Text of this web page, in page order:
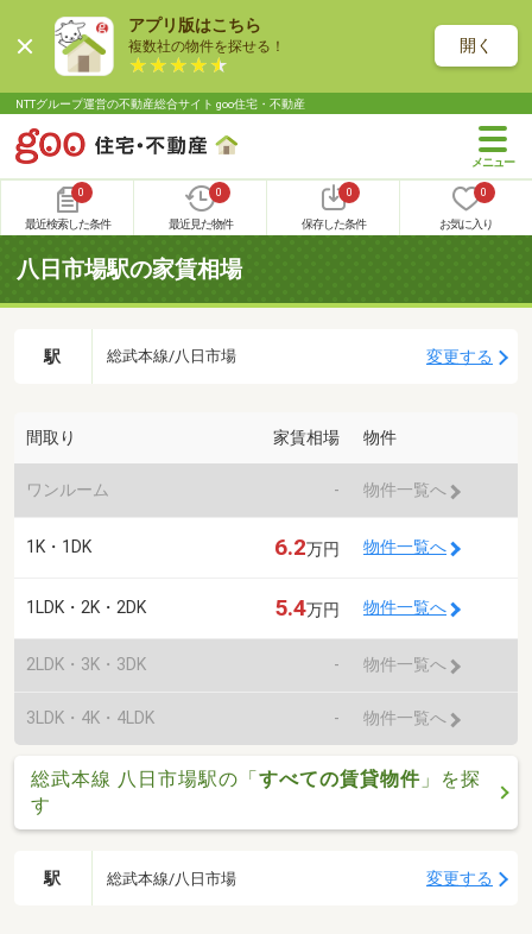
アプリ版はこちら
複数社の物件を探せる！ 開く
NTTグループ運営の不動産総合サイト goo住宅・不動産
0
最近検索した条件
0
最近見た物件
0
保存した条件
0
お気に入り
八日市場駅の家賃相場
駅 総武本線/八日市場 変更する
間取り 家賃相場 物件
ワンルーム - 物件一覧へ
1K・1DK 6.2万円 物件一覧へ
1LDK・2K・2DK 5.4万円 物件一覧へ
2LDK・3K・3DK - 物件一覧へ
3LDK・4K・4LDK - 物件一覧へ
総武本線 八日市場駅の「すべての賃貸物件 」を探
す
駅 総武本線/八日市場 変更する